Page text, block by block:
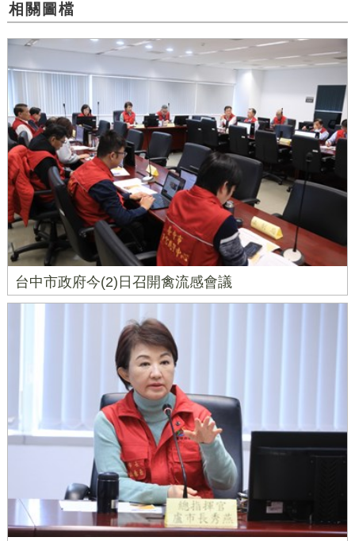
相關圖檔
台中市政府今(2)日召開禽流感會議